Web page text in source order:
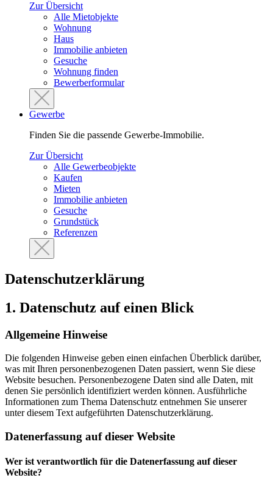
Zur Übersicht
Alle Mietobjekte
Wohnung
Haus
Immobilie anbieten
Gesuche
Wohnung finden
Bewerberformular
Gewerbe
Finden Sie die passende Gewerbe-Immobilie.
Zur Übersicht
Alle Gewerbeobjekte
Kaufen
Mieten
Immobilie anbieten
Gesuche
Grundstück
Referenzen
Datenschutzerklärung
1. Datenschutz auf einen Blick
Allgemeine Hinweise
Die folgenden Hinweise geben einen einfachen Überblick darüber,
was mit Ihren personenbezogenen Daten passiert, wenn Sie diese
Website besuchen. Personenbezogene Daten sind alle Daten, mit
denen Sie persönlich identifiziert werden können. Ausführliche
Informationen zum Thema Datenschutz entnehmen Sie unserer
unter diesem Text aufgeführten Datenschutzerklärung.
Datenerfassung auf dieser Website
Wer ist verantwortlich für die Datenerfassung auf dieser
Website?